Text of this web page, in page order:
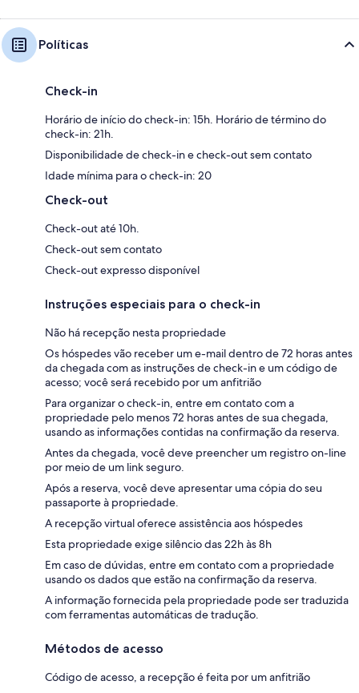
Políticas
Check-in
Horário de início do check-in: 15h. Horário de término do
check-in: 21h.
Disponibilidade de check-in e check-out sem contato
Idade mínima para o check-in: 20
Check-out
Check-out até 10h.
Check-out sem contato
Check-out expresso disponível
Instruções especiais para o check-in
Não há recepção nesta propriedade
Os hóspedes vão receber um e-mail dentro de 72 horas antes
da chegada com as instruções de check-in e um código de
acesso; você será recebido por um anfitrião
Para organizar o check-in, entre em contato com a
propriedade pelo menos 72 horas antes de sua chegada,
usando as informações contidas na confirmação da reserva.
Antes da chegada, você deve preencher um registro on-line
por meio de um link seguro.
Após a reserva, você deve apresentar uma cópia do seu
passaporte à propriedade.
A recepção virtual oferece assistência aos hóspedes
Esta propriedade exige silêncio das 22h às 8h
Em caso de dúvidas, entre em contato com a propriedade
usando os dados que estão na confirmação da reserva.
A informação fornecida pela propriedade pode ser traduzida
com ferramentas automáticas de tradução.
Métodos de acesso
Código de acesso, a recepção é feita por um anfitrião